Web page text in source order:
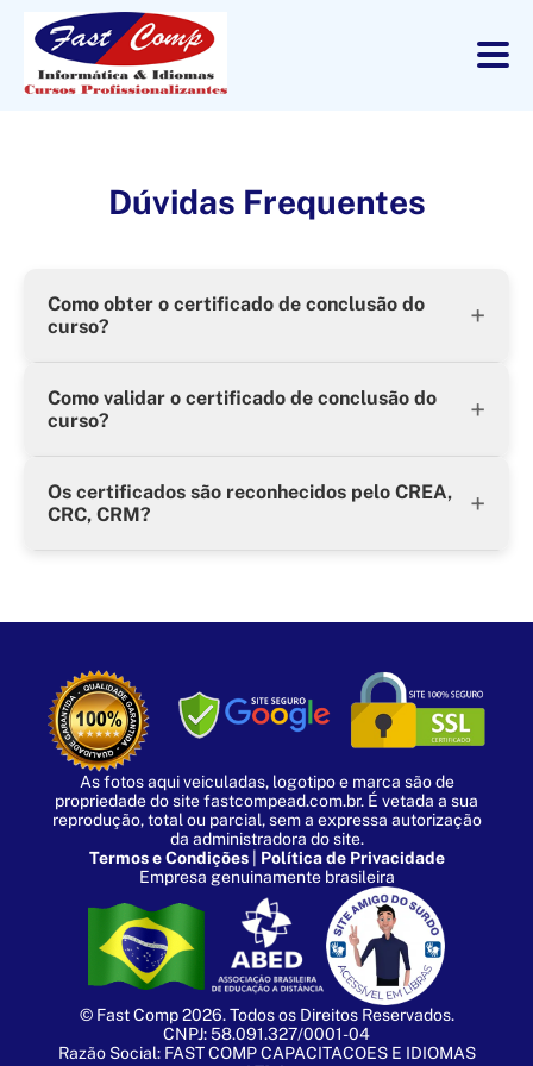
Dúvidas Frequentes
Como obter o certificado de conclusão do
curso?
+
estudos o certificado de conclusão para download.
Como validar o certificado de conclusão do
curso?
+
estudos o validador do certificado de conclusão para
download.
baixado para validação do certificado através do menu
Validar certificadoselecionando o arquivo e em seguida
clicando no botãoVerificar.
Os certificados são reconhecidos pelo CREA,
CRC, CRM?
+
As fotos aqui veiculadas, logotipo e marca são de
propriedade do site fastcompead.com.br. É vetada a sua
reprodução, total ou parcial, sem a expressa autorização
da administradora do site.
Termos e Condições| Política de Privacidade
Empresa genuinamente brasileira
© Fast Comp 2026. Todos os Direitos Reservados.
CNPJ: 58.091.327/0001-04
Razão Social: FAST COMP CAPACITACOES E IDIOMAS